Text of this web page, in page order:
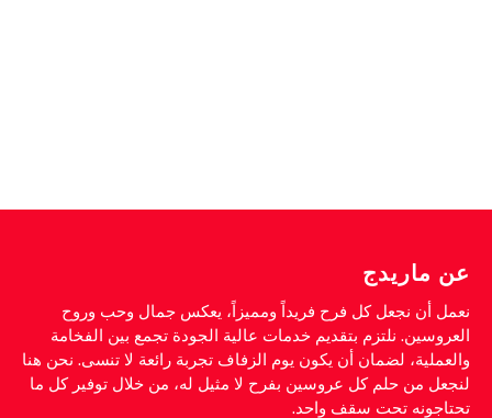
عن ماريدج
نعمل أن نجعل كل فرح فريداً ومميزاً، يعكس جمال وحب وروح
العروسين. نلتزم بتقديم خدمات عالية الجودة تجمع بين الفخامة
والعملية، لضمان أن يكون يوم الزفاف تجربة رائعة لا تنسى. نحن هنا
لنجعل من حلم كل عروسين بفرح لا مثيل له، من خلال توفير كل ما
تحتاجونه تحت سقف واحد.